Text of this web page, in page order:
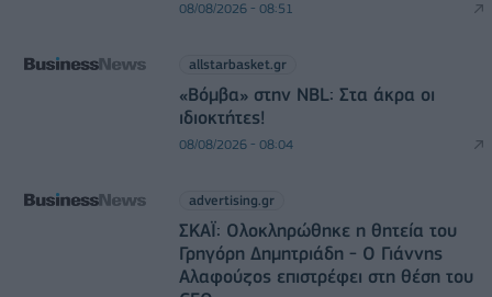
08/08/2026 - 08:51
allstarbasket.gr
«Βόμβα» στην NBL: Στα άκρα οι
ιδιοκτήτες!
08/08/2026 - 08:04
advertising.gr
ΣΚΑΪ: Ολοκληρώθηκε η θητεία του
Γρηγόρη Δημητριάδη - Ο Γιάννης
Αλαφούζος επιστρέφει στη θέση του